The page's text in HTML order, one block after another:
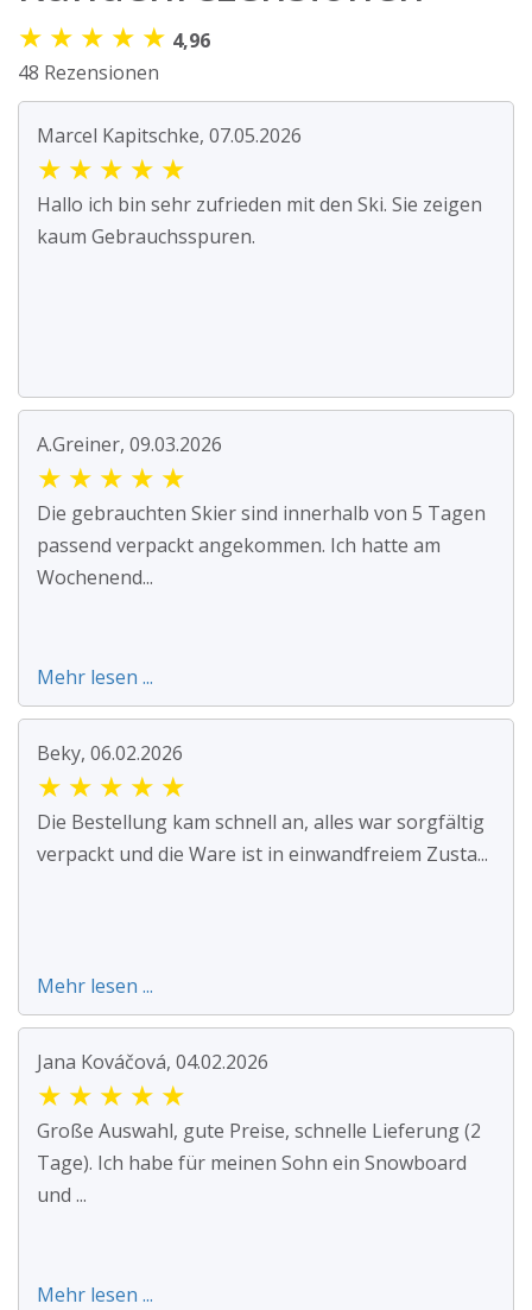
★ ★ ★ ★ ★ 4,96
48 Rezensionen
Marcel Kapitschke, 07.05.2026
★ ★ ★ ★ ★
Hallo ich bin sehr zufrieden mit den Ski. Sie zeigen
kaum Gebrauchsspuren.
A.Greiner, 09.03.2026
★ ★ ★ ★ ★
Die gebrauchten Skier sind innerhalb von 5 Tagen
passend verpackt angekommen. Ich hatte am
Wochenend...
Mehr lesen ...
Beky, 06.02.2026
★ ★ ★ ★ ★
Die Bestellung kam schnell an, alles war sorgfältig
verpackt und die Ware ist in einwandfreiem Zusta...
Mehr lesen ...
Jana Kováčová, 04.02.2026
★ ★ ★ ★ ★
Große Auswahl, gute Preise, schnelle Lieferung (2
Tage). Ich habe für meinen Sohn ein Snowboard
und ...
Mehr lesen ...